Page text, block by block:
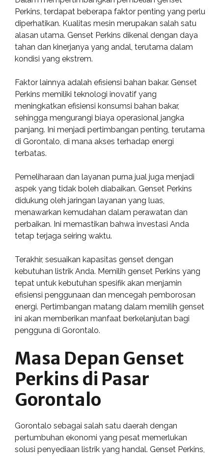
Perkins, terdapat beberapa faktor penting yang perlu
diperhatikan. Kualitas mesin merupakan salah satu
alasan utama. Genset Perkins dikenal dengan daya
tahan dan kinerjanya yang andal, terutama dalam
kondisi yang ekstrem.
Faktor lainnya adalah efisiensi bahan bakar. Genset
Perkins memiliki teknologi inovatif yang
meningkatkan efisiensi konsumsi bahan bakar,
sehingga mengurangi biaya operasional jangka
panjang. Ini menjadi pertimbangan penting, terutama
di Gorontalo, di mana akses terhadap energi
terbatas.
Pemeliharaan dan layanan purna jual juga menjadi
aspek yang tidak boleh diabaikan. Genset Perkins
didukung oleh jaringan layanan yang luas,
menawarkan kemudahan dalam perawatan dan
perbaikan. Ini memastikan bahwa investasi Anda
tetap terjaga seiring waktu.
Terakhir, sesuaikan kapasitas genset dengan
kebutuhan listrik Anda. Memilih genset Perkins yang
tepat untuk kebutuhan spesifik akan menjamin
efisiensi penggunaan dan mencegah pemborosan
energi. Pertimbangan matang dalam memilih genset
ini akan memberikan manfaat berkelanjutan bagi
pengguna di Gorontalo.
Masa Depan Genset
Perkins di Pasar
Gorontalo
Gorontalo sebagai salah satu daerah dengan
pertumbuhan ekonomi yang pesat memerlukan
solusi penyediaan listrik yang handal. Genset Perkins,